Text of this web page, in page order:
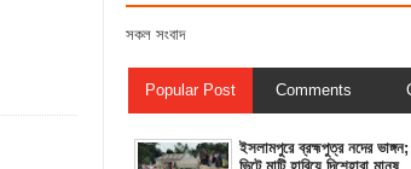
সকল সংবাদ
Popular Post Comments
ইসলামপুরে ব্রহ্মপুত্র নদের